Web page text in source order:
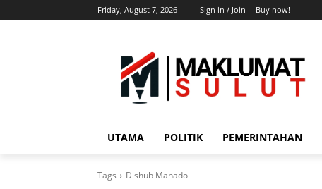
Friday, August 7, 2026 Sign in / Join Buy now!
UTAMA POLITIK PEMERINTAHAN
Tags Dishub Manado